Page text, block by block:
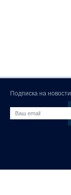
Подписка на новости